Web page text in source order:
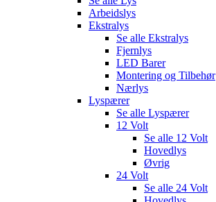
Arbeidslys
Ekstralys
Se alle Ekstralys
Fjernlys
LED Barer
Montering og Tilbehør
Nærlys
Lyspærer
Se alle Lyspærer
12 Volt
Se alle 12 Volt
Hovedlys
Øvrig
24 Volt
Se alle 24 Volt